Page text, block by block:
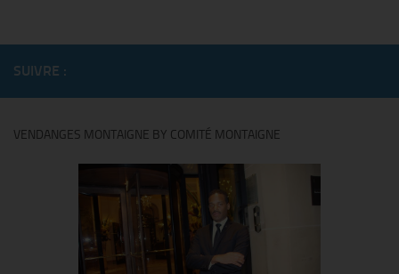
SUIVRE :
VENDANGES MONTAIGNE BY COMITÉ MONTAIGNE